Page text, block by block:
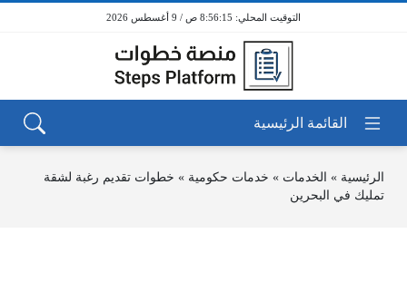
8:56:15 ص / 9 أغسطس 2026
الرئيسية » الخدمات » خدمات حكومية » خطوات تقديم رغبة لشقة
تمليك في البحرين